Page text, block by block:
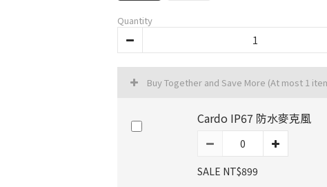
Quantity
Buy Together and Save More (At most 1
Cardo IP67 防水麥克風
SALE NT$899